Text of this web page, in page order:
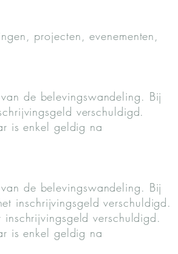
projecten, evenementen,
de belevingswandeling. Bij
verschuldigd.
is enkel geldig na
de belevingswandeling. Bij
inschrijvingsgeld verschuldigd.
verschuldigd.
is enkel geldig na